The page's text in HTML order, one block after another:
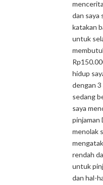
dan saya
katakan
untuk
hidup
dengan
sedang
saya
pinjaman
menolak
rendah
untuk
dan hal-